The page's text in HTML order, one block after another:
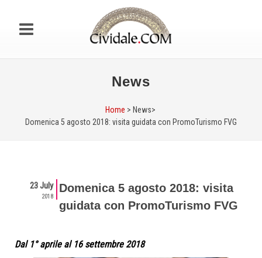
News
Home > News>
Domenica 5 agosto 2018: visita guidata con PromoTurismo FVG
23 July
2018
Domenica 5 agosto 2018: visita
guidata con PromoTurismo FVG
Dal 1° aprile al 16 settembre 2018